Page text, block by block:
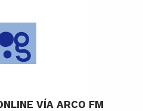
VÍA ARCO FM